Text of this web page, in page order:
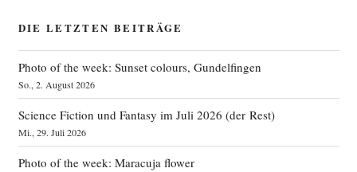
DIE LETZTEN BEITRÄGE
Photo of the week: Sunset colours, Gundelfingen
So., 2. August 2026
Science Fiction und Fantasy im Juli 2026 (der Rest)
Mi., 29. Juli 2026
Photo of the week: Maracuja flower